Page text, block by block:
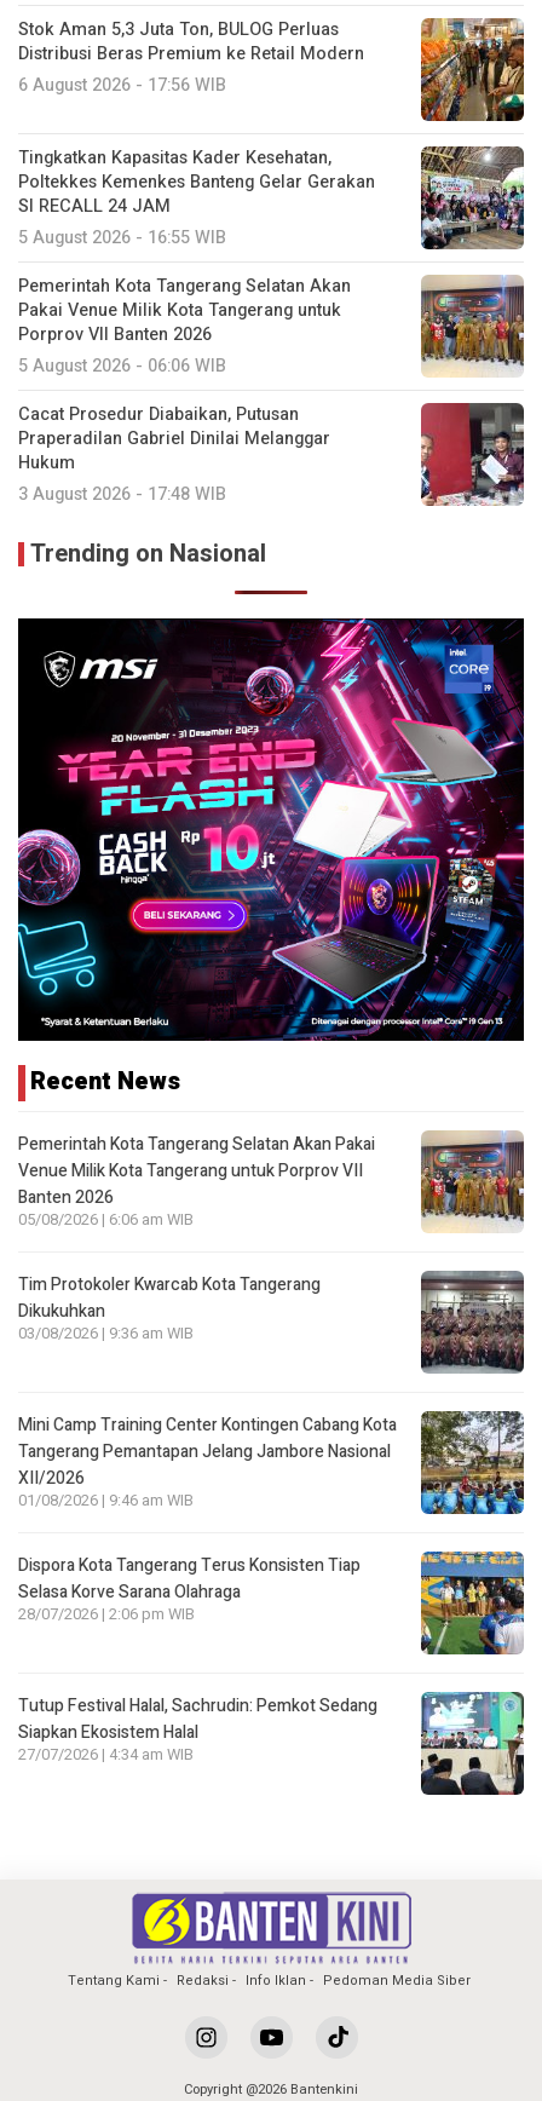
Stok Aman 5,3 Juta Ton, BULOG Perluas
Distribusi Beras Premium ke Retail Modern
6 August 2026 - 17:56 WIB
Tingkatkan Kapasitas Kader Kesehatan,
Poltekkes Kemenkes Banteng Gelar Gerakan
SI RECALL 24 JAM
5 August 2026 - 16:55 WIB
Pemerintah Kota Tangerang Selatan Akan
Pakai Venue Milik Kota Tangerang untuk
Porprov VII Banten 2026
5 August 2026 - 06:06 WIB
Cacat Prosedur Diabaikan, Putusan
Praperadilan Gabriel Dinilai Melanggar
Hukum
3 August 2026 - 17:48 WIB
Trending on Nasional
Recent News
Pemerintah Kota Tangerang Selatan Akan Pakai
Venue Milik Kota Tangerang untuk Porprov VII
Banten 2026
05/08/2026 | 6:06 am WIB
Tim Protokoler Kwarcab Kota Tangerang
Dikukuhkan
03/08/2026 | 9:36 am WIB
Mini Camp Training Center Kontingen Cabang Kota
Tangerang Pemantapan Jelang Jambore Nasional
XII/2026
01/08/2026 | 9:46 am WIB
Dispora Kota Tangerang Terus Konsisten Tiap
Selasa Korve Sarana Olahraga
28/07/2026 | 2:06 pm WIB
Tutup Festival Halal, Sachrudin: Pemkot Sedang
Siapkan Ekosistem Halal
27/07/2026 | 4:34 am WIB
Tentang Kami Redaksi Info Iklan Pedoman Media Siber
Copyright @2026 Bantenkini